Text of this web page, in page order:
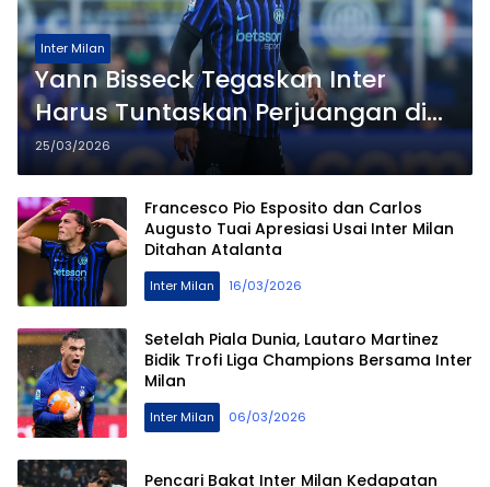
Inter Milan
Yann Bisseck Tegaskan Inter
Harus Tuntaskan Perjuangan di
Akhir Musim
25/03/2026
Francesco Pio Esposito dan Carlos
Augusto Tuai Apresiasi Usai Inter Milan
Ditahan Atalanta
Inter Milan 16/03/2026
Setelah Piala Dunia, Lautaro Martinez
Bidik Trofi Liga Champions Bersama Inter
Milan
Inter Milan 06/03/2026
Pencari Bakat Inter Milan Kedapatan